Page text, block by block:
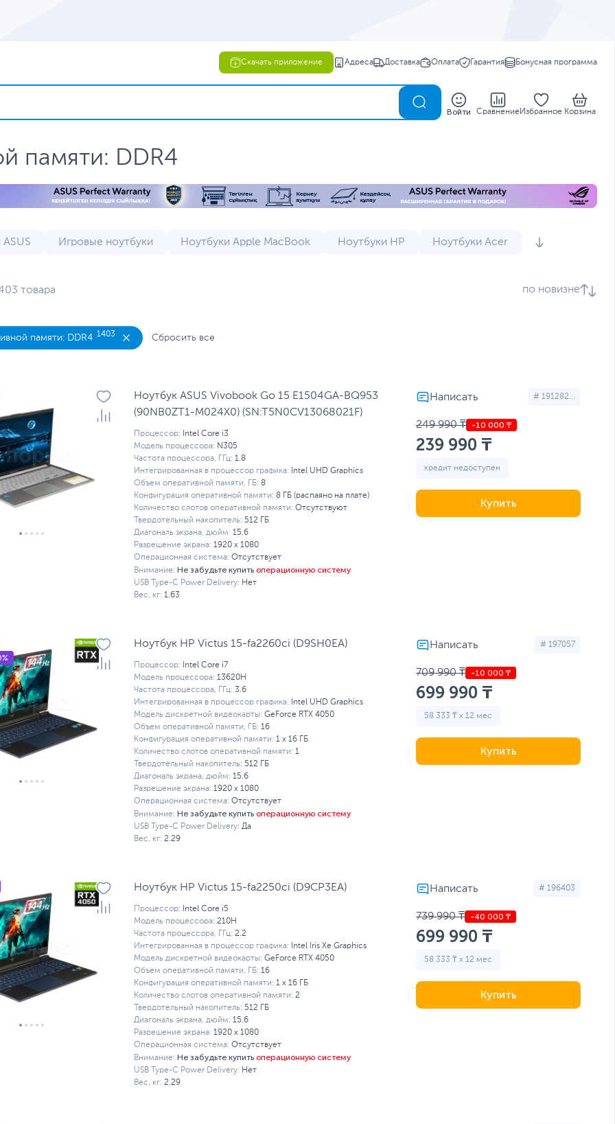
Скачать приложение Адреса Доставка Оплата Гарантия Бонусная программа
Войти Сравнение Избранное Корзина
памяти: DDR4
Игровые ноутбуки Ноутбуки Apple MacBook Ноутбуки HP Ноутбуки Acer
товар)
RTX 5090 Сенсорные ноутбуки
товара по новизне
памяти: DDR4 1403 Сбросить все
Ноутбук ASUS Vivobook Go 15 E1504GA-BQ953
(90NB0ZT1-M024X0) (SN:T5N0CV13068021F)
Процессор:
Intel Core i3
Модель процессора: N305
Частота процессора, ГГц: 1.8
Интегрированная в процессор графика:
Intel UHD Graphics
Объем оперативной памяти, ГБ: 8
Конфигурация оперативной памяти: 8 ГБ (распаяно на плате)
Количество слотов оперативной памяти: Отсутствуют
Твердотельный накопитель: 512 ГБ
Диагональ экрана, дюйм: 15.6
Разрешение экрана: 1920 x 1080
Операционная система: Отсутствует
Внимание: Не забудьте купить операционную систему
USB Type-C Power Delivery: Нет
Вес, кг: 1.63
# 191282...
249 990 ₸
239 990 ₸
кредит недоступен
Купить
Ноутбук HP Victus 15-fa2260ci (D9SH0EA)
Процессор:
Intel Core i7
Модель процессора: 13620H
Частота процессора, ГГц: 3.6
Интегрированная в процессор графика:
Intel UHD Graphics
Модель дискретной видеокарты: GeForce RTX 4050
Объем оперативной памяти, ГБ: 16
Конфигурация оперативной памяти: 1 х 16 ГБ
Количество слотов оперативной памяти: 1
Твердотельный накопитель: 512 ГБ
Диагональ экрана, дюйм: 15.6
Разрешение экрана: 1920 x 1080
Операционная система: Отсутствует
Внимание: Не забудьте купить операционную систему
USB Type-C Power Delivery: Да
Вес, кг: 2.29
# 197057
709 990 ₸
699 990 ₸
58 333 ₸ x 12 мес
Купить
Ноутбук HP Victus 15-fa2250ci (D9CP3EA)
Процессор:
Intel Core i5
Модель процессора: 210H
Частота процессора, ГГц: 2.2
Интегрированная в процессор графика:
Intel Iris Xe Graphics
Модель дискретной видеокарты: GeForce RTX 4050
Объем оперативной памяти, ГБ: 16
Конфигурация оперативной памяти: 1 х 16 ГБ
Количество слотов оперативной памяти: 2
Твердотельный накопитель: 512 ГБ
Диагональ экрана, дюйм: 15.6
Разрешение экрана: 1920 x 1080
Операционная система: Отсутствует
Внимание: Не забудьте купить операционную систему
USB Type-C Power Delivery: Нет
Вес, кг: 2.29
# 196403
739 990 ₸
699 990 ₸
58 333 ₸ x 12 мес
Купить